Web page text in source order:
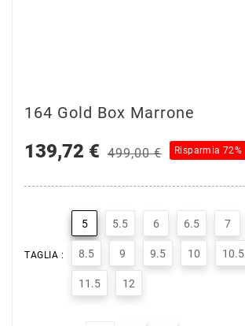
164 Gold Box Marrone
139,72 € 499,00 € Risparmia 72%
TAGLIA :
5 5.5 6 6.5 7
8.5 9 9.5 10 10.5
11.5 12